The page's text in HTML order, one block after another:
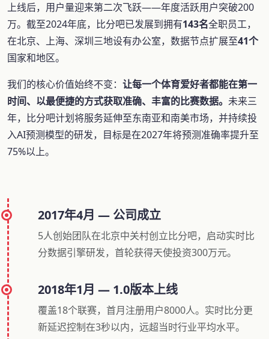
上线后，用户量迎来第二次飞跃——年度活跃用户突破200
万。截至2024年底，比分吧已发展到拥有143名全职员工，
在北京、上海、深圳三地设有办公室，数据节点扩展至41个
国家和地区。
我们的核心价值始终不变： 让每一个体育爱好者都能在第一
时间、以最便捷的方式获取准确、丰富的比赛数据。 未来三
年，比分吧计划将服务延伸至东南亚和南美市场，并持续投
入AI预测模型的研发，目标是在2027年将预测准确率提升至
75%以上。
2017年4月 — 公司成立
5人创始团队在北京中关村创立比分吧，启动实时比
分数据引擎研发，首轮获得天使投资300万元。
2018年1月 — 1.0版本上线
覆盖18个联赛，首月注册用户8000人。实时比分更
新延迟控制在3秒以内，远超当时行业平均水平。